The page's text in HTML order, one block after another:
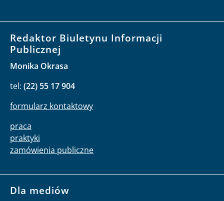
Redaktor Biuletynu Informacji
Publicznej
Monika Okrasa
tel: (22) 55 17 904
formularz kontaktowy
praca
praktyki
zamówienia publiczne
Dla mediów